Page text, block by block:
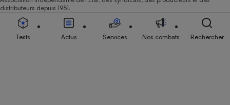
distributeurs depuis 1951.
Tests Actus Services Nos combats Rechercher